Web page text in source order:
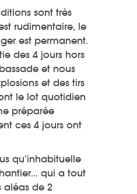
sont très
rudimentaire, le
est permanent.
des 4 jours hors
et nous
et des tirs
le lot quotidien
préparée
ces 4 jours ont
qu’inhabituelle
qui a tout
aléas de 2